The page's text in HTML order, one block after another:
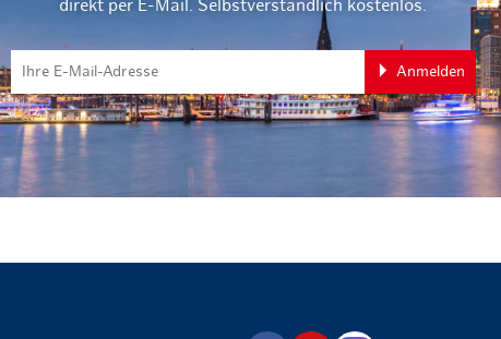
direkt per E-Mail. Selbstverständlich kostenlos.
Anmelden
zurück zur Startseite